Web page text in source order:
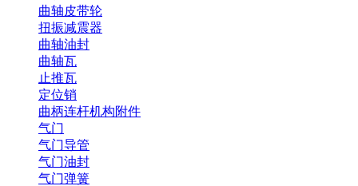
曲轴皮带轮
扭振减震器
曲轴油封
曲轴瓦
止推瓦
定位销
曲柄连杆机构附件
气门
气门导管
气门油封
气门弹簧